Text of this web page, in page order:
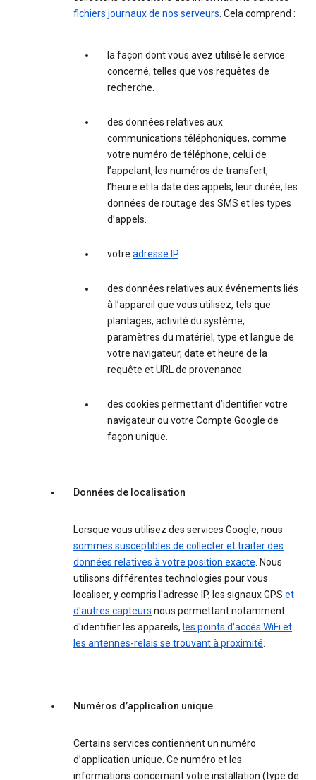
fichiers journaux de nos serveurs. Cela comprend :
la façon dont vous avez utilisé le service
concerné, telles que vos requêtes de
recherche.
des données relatives aux
communications téléphoniques, comme
votre numéro de téléphone, celui de
l’appelant, les numéros de transfert,
l’heure et la date des appels, leur durée, les
données de routage des SMS et les types
d’appels.
votre adresse IP.
des données relatives aux événements liés
à l’appareil que vous utilisez, tels que
plantages, activité du système,
paramètres du matériel, type et langue de
votre navigateur, date et heure de la
requête et URL de provenance.
des cookies permettant d’identifier votre
navigateur ou votre Compte Google de
façon unique.
Données de localisation
Lorsque vous utilisez des services Google, nous
sommes susceptibles de collecter et traiter des
données relatives à votre position exacte. Nous
utilisons différentes technologies pour vous
localiser, y compris l'adresse IP, les signaux GPS et
d'autres capteurs nous permettant notamment
d'identifier les appareils, les points d'accès WiFi et
les antennes-relais se trouvant à proximité.
Numéros d’application unique
Certains services contiennent un numéro
d’application unique. Ce numéro et les
informations concernant votre installation (type de